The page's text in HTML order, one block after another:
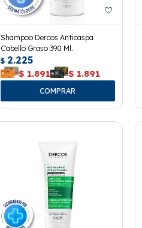
Shampoo Dercos Anticaspa
Cabello Graso 390 Ml.
$ 2.225
$ 1.891 $ 1.891